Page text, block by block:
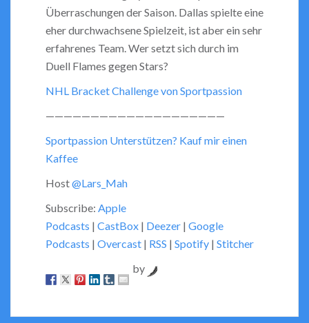
EMBED
Überraschungen der Saison. Dallas spielte eine
eher durchwachsene Spielzeit, ist aber ein sehr
erfahrenes Team. Wer setzt sich durch im
Duell Flames gegen Stars?
NHL Bracket Challenge von Sportpassion
————————————————————
Sportpassion Unterstützen? Kauf mir einen
Kaffee
Host@Lars_Mah
Subscribe: Apple
Podcasts | CastBox | Deezer | Google
Podcasts | Overcast | RSS | Spotify | Stitcher
by